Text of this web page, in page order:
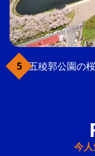
五稜郭公園の
今